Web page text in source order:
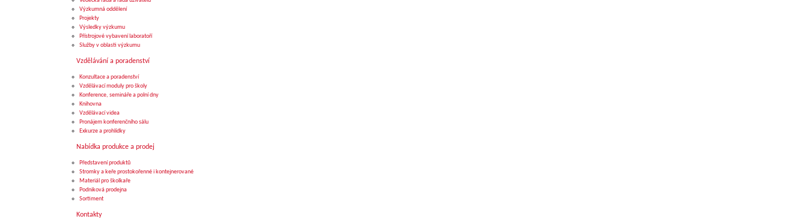
Výzkumná oddělení
Projekty
Výsledky výzkumu
Přístrojové vybavení laboratoří
Služby v oblasti výzkumu
Vzdělávání a poradenství
Konzultace a poradenství
Vzdělávací moduly pro školy
Konference, semináře a polní dny
Knihovna
Vzdělávací videa
Pronájem konferenčního sálu
Exkurze a prohlídky
Nabídka produkce a prodej
Představení produktů
Stromky a keře prostokořenné i kontejnerované
Materiál pro školkaře
Podniková prodejna
Sortiment
Kontakty